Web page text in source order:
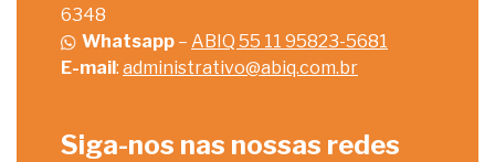
6348
Whatsapp – ABIQ 55 11 95823-5681
E-mail: administrativo@abiq.com.br
Siga-nos nas nossas redes